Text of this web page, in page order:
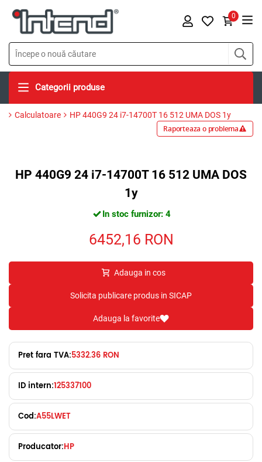
0
Categorii produse
Calculatoare HP 440G9 24 i7-14700T 16 512 UMA DOS 1y
Raporteaza o problema
HP 440G9 24 i7-14700T 16 512 UMA DOS
1y
In stoc furnizor: 4
6452,16 RON
Adauga in cos
Solicita publicare produs in SICAP
Adauga la favorite
Pret fara TVA:5332.36 RON
ID intern:125337100
Cod:A55LWET
Producator:HP